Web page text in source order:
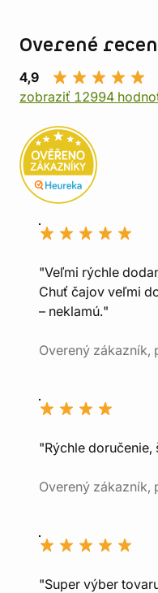
Overené
4,9
zobraziť 12994
"Veľmi rýchle
Chuť čajov veľmi
– neklamú."
Overený zákazník,
"Rýchle
Overený zákazník,
"Super výber